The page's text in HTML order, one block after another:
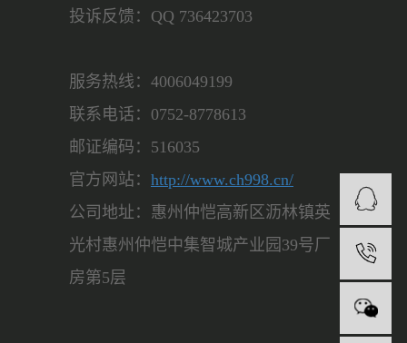
投诉反馈：QQ 736423703
服务热线：4006049199
联系电话：0752-8778613
邮证编码：516035
官方网站： http://www.ch998.cn/
公司地址：惠州仲恺高新区沥林镇英
光村惠州仲恺中集智城产业园39号厂
房第5层